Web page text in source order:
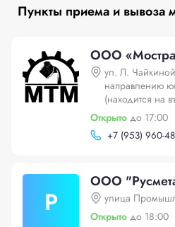
Пункты приема и вывоза
ООО
ул. Л.
направлению
(находится на
Открыто до 17:00
+7 (953) 960-
Р
ООО
улица
Открыто до 18:00